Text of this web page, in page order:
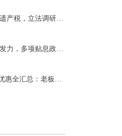
立法调研工作有序推进
息政策支持中小微企业发展
老板一算就懂，能省多少